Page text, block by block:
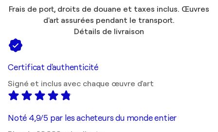
Frais de port, droits de douane et taxes inclus. Œuvres
d'art assurées pendant le transport.
Détails de livraison
Certificat d'authenticité
Signé et inclus avec chaque œuvre d'art
Noté 4,9/5 par les acheteurs du monde entier